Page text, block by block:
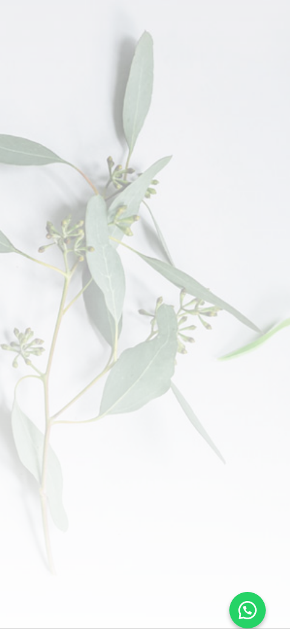
Horarios
Recoleta:
Lun a Vie 9:00 a 19:00 hs
Sáb de 10:00 a 15:00 hs
Retiro:
Lun a Vie 10:00 a 19:00 hs
Sáb de 10:00 a 16:00 hs